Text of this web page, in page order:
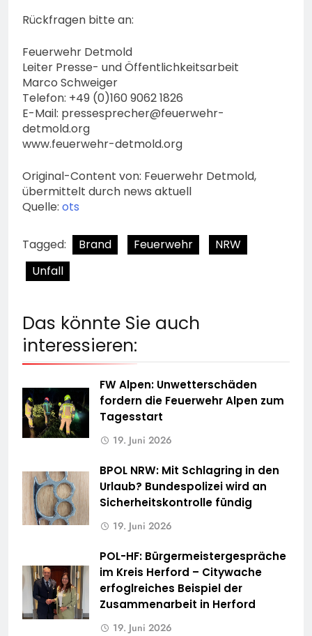
Rückfragen bitte an:
Feuerwehr Detmold
Leiter Presse- und Öffentlichkeitsarbeit
Marco Schweiger
Telefon: +49 (0)160 9062 1826
E-Mail: pressesprecher@feuerwehr-
detmold.org
www.feuerwehr-detmold.org
Original-Content von: Feuerwehr Detmold,
übermittelt durch news aktuell
Quelle: ots
Tagged: Brand Feuerwehr
NRW
Unfall
Das könnte Sie auch
interessieren:
FW Alpen: Unwetterschäden
fordern die Feuerwehr Alpen zum
Tagesstart
19. Juni 2026
BPOL NRW: Mit Schlagring in den
Urlaub? Bundespolizei wird an
Sicherheitskontrolle fündig
19. Juni 2026
POL-HF: Bürgermeistergespräche
im Kreis Herford – Citywache
erfoglreiches Beispiel der
Zusammenarbeit in Herford
19. Juni 2026